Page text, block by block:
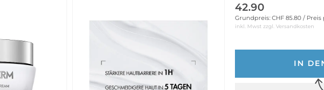
42.90
Grundpreis: CHF 85.80 / Preis
inkl. Mwst zzgl. Versandkosten
IN